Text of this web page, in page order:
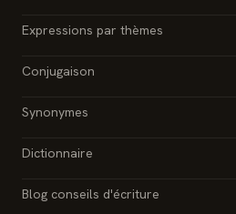
Expressions par thèmes
Conjugaison
Synonymes
Dictionnaire
Blog conseils d'écriture